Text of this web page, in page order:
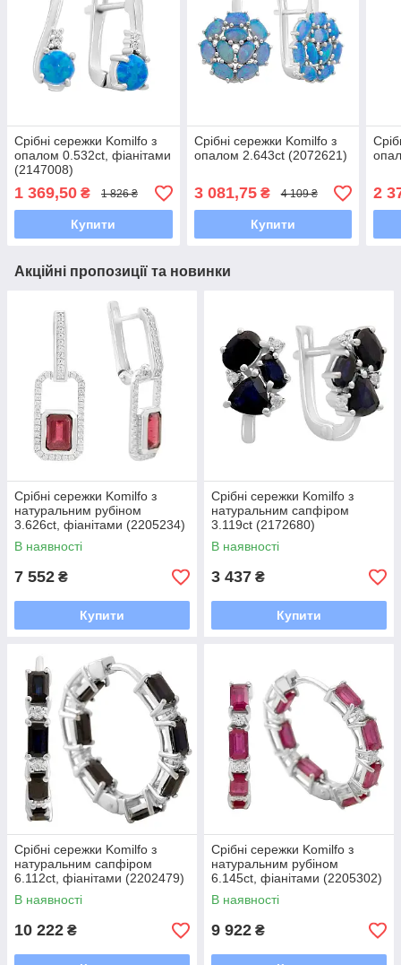
Срібні сережки Komilfo з
опалом 0.532ct, фіанітами
(2147008)
1 369,50 ₴ 1 826 ₴
Купити
Срібні сережки Komilfo з
опалом 2.643ct (2072621)
3 081,75₴ 4 109 ₴
Купити
2
Акційні пропозиції та новинки
Срібні сережки Komilfo з
натуральним рубіном
3.626ct, фіанітами (2205234)
В наявності
7 552 ₴
Купити
Срібні сережки Komilfo з
натуральним сапфіром
3.119ct (2172680)
В наявності
3 437 ₴
Купити
Срібні сережки Komilfo з
натуральним сапфіром
6.112ct, фіанітами (2202479)
В наявності
10 222 ₴
Срібні сережки Komilfo з
натуральним рубіном
6.145ct, фіанітами (2205302)
В наявності
9 922 ₴